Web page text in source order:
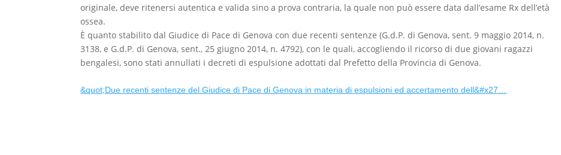
originale, deve ritenersi autentica e valida sino a prova contraria, la quale non può essere data dall’esame Rx dell’età
ossea.
È quanto stabilito dal Giudice di Pace di Genova con due recenti sentenze (G.d.P. di Genova, sent. 9 maggio 2014, n.
3138, e G.d.P. di Genova, sent., 25 giugno 2014, n. 4792), con le quali, accogliendo il ricorso di due giovani ragazzi
bengalesi, sono stati annullati i decreti di espulsione adottati dal Prefetto della Provincia di Genova.
&quot;Due recenti sentenze del Giudice di Pace di Genova in materia di espulsioni ed accertamento dell&#x27…